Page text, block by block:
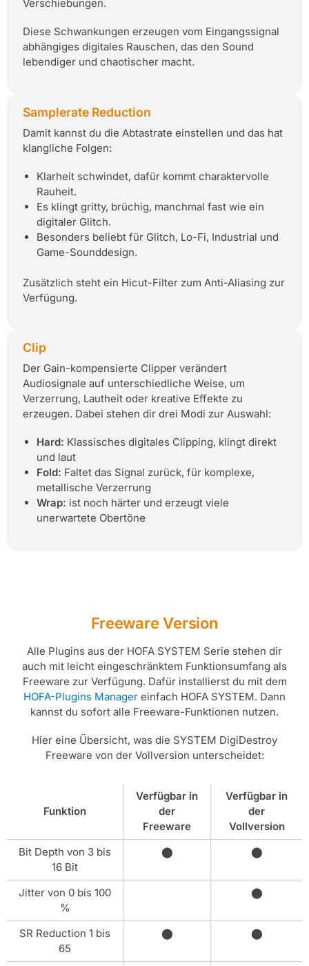
Verschiebungen.
Diese Schwankungen erzeugen vom Eingangssignal
abhängiges digitales Rauschen, das den Sound
lebendiger und chaotischer macht.
Samplerate Reduction
Damit kannst du die Abtastrate einstellen und das hat
klangliche Folgen:
Klarheit schwindet, dafür kommt charaktervolle
Rauheit.
Es klingt gritty, brüchig, manchmal fast wie ein
digitaler Glitch.
Besonders beliebt für Glitch, Lo-Fi, Industrial und
Game-Sounddesign.
Zusätzlich steht ein Hicut-Filter zum Anti-Aliasing zur
Verfügung.
Clip
Der Gain-kompensierte Clipper verändert
Audiosignale auf unterschiedliche Weise, um
Verzerrung, Lautheit oder kreative Effekte zu
erzeugen. Dabei stehen dir drei Modi zur Auswahl:
Hard: Klassisches digitales Clipping, klingt direkt
und laut
Fold: Faltet das Signal zurück, für komplexe,
metallische Verzerrung
Wrap: ist noch härter und erzeugt viele
unerwartete Obertöne
Freeware Version
Alle Plugins aus der HOFA SYSTEM Serie stehen dir
auch mit leicht eingeschränktem Funktionsumfang als
Freeware zur Verfügung. Dafür installierst du mit dem
HOFA-Plugins Manager einfach HOFA SYSTEM. Dann
kannst du sofort alle Freeware-Funktionen nutzen.
Hier eine Übersicht, was die SYSTEM DigiDestroy
Freeware von der Vollversion unterscheidet:
Funktion
Verfügbar in
der
Freeware
Verfügbar in
der
Vollversion
Bit Depth von 3 bis
16 Bit
⬤ ⬤
Jitter von 0 bis 100
%
⬤
SR Reduction 1 bis
65
⬤ ⬤